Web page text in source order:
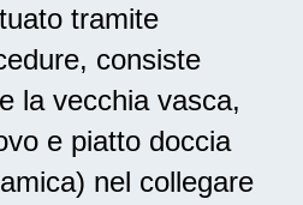
tramite
consiste
la vecchia vasca,
e piatto doccia
nel collegare